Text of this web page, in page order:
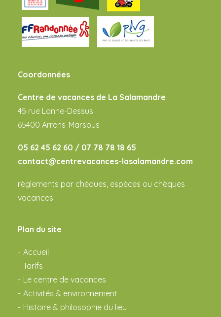
Coordonnées
Centre de vacances de La Salamandre
45 rue Lanne-Dessus
65400 Arrens-Marsous
05 62 45 62 60 / 07 78 78 18 65
contact@centrevacances-lasalamandre.com
règlements par chèques, espèces ou chèques
vacances
Plan du site
Accueil
Tarifs
Le centre de vacances
Activités & environnement
Histoire & philosophie du lieu